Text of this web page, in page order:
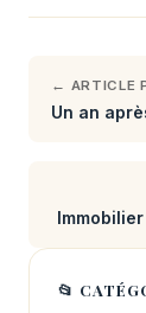
← ARTICLE
Un an
📂